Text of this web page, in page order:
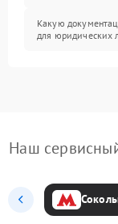
Какую
для юридических
Наш